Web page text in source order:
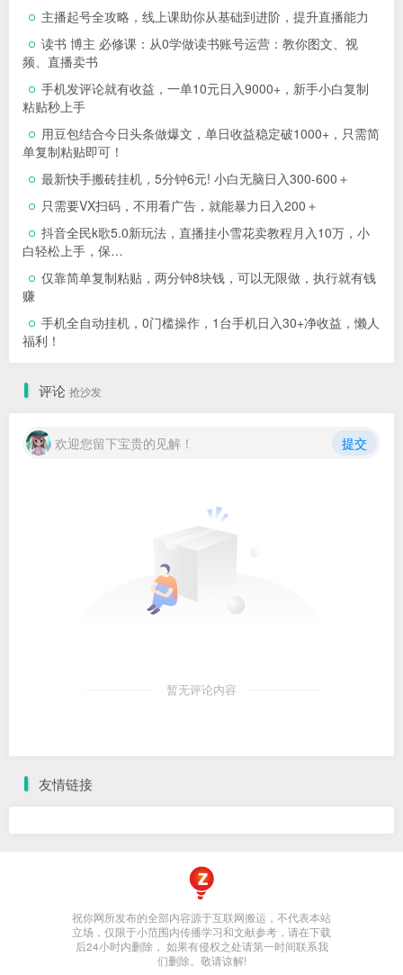
主播起号全攻略，线上课助你从基础到进阶，提升直播能力
读书 博主 必修课：从0学做读书账号运营：教你图文、视
频、直播卖书
手机发评论就有收益，一单10元日入9000+，新手小白复制
粘贴秒上手
用豆包结合今日头条做爆文，单日收益稳定破1000+，只需简
单复制粘贴即可！
最新快手搬砖挂机，5分钟6元! 小白无脑日入300-600＋
只需要VX扫码，不用看广告，就能暴力日入200＋
抖音全民k歌5.0新玩法，直播挂小雪花卖教程月入10万，小
白轻松上手，保…
仅靠简单复制粘贴，两分钟8块钱，可以无限做，执行就有钱
赚
手机全自动挂机，0门槛操作，1台手机日入30+净收益，懒人
福利！
评论 抢沙发
欢迎您留下宝贵的见解！ 提交
暂无评论内容
友情链接
祝你网所发布的全部内容源于互联网搬运，不代表本站
立场，仅限于小范围内传播学习和文献参考，请在下载
后24小时内删除， 如果有侵权之处请第一时间联系我
们删除。敬请谅解!